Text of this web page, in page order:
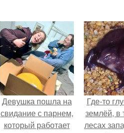
Девушка пошла на
свидание с парнем,
который работает
Где-то
землёй, в
лесах